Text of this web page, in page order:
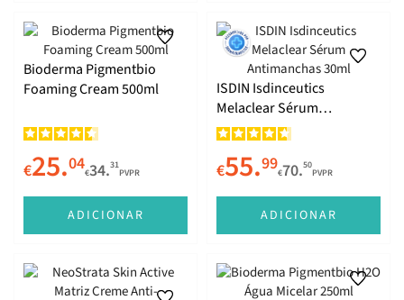
Bioderma Pigmentbio
Foaming Cream 500ml
€25.04€34.31
PVPR
ADICIONAR
ISDIN Isdinceutics
Melaclear Sérum
Antimanchas 30ml
€55.99€70.50
PVPR
ADICIONAR